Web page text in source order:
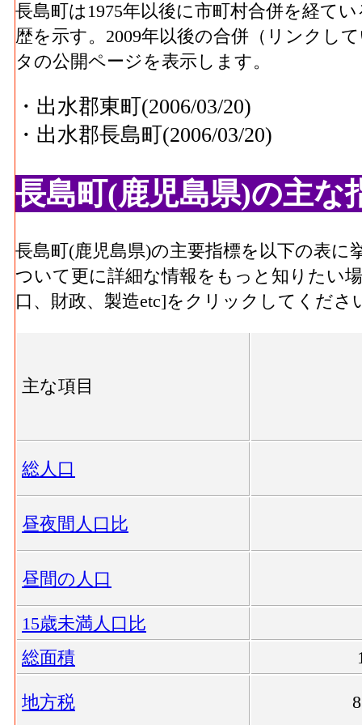
長島町は1975年以後に市町村合併を経て
歴を示す。2009年以後の合併（リンクし
タの公開ページを表示します。
・出水郡東町(2006/03/20)
・出水郡長島町(2006/03/20)
長島町(鹿児島県)の主な
長島町(鹿児島県)の主要指標を以下の表に
ついて更に詳細な情報をもっと知りたい
口、財政、製造etc]をクリックしてくださ
主な項目
総人口
昼夜間人口比
昼間の人口
15歳未満人口比
総面積
地方税